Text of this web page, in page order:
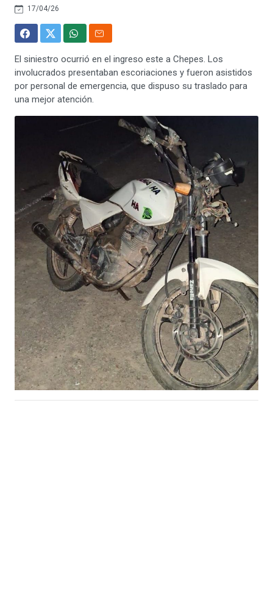
17/04/26
El siniestro ocurrió en el ingreso este a Chepes. Los
involucrados presentaban escoriaciones y fueron asistidos
por personal de emergencia, que dispuso su traslado para
una mejor atención.